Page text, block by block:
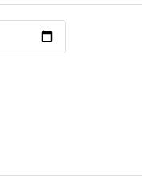
Mon compte